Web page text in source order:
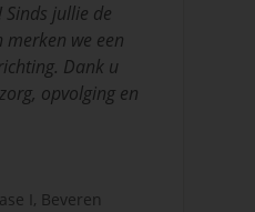
jullie de
we een
Dank u
opvolging en
I, Beveren